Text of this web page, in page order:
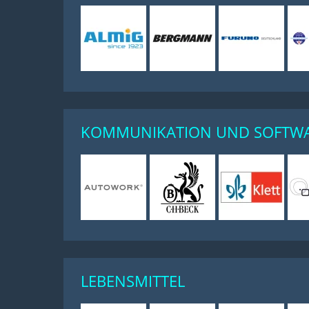
KOMMUNIKATION UND
LEBENSMITTEL